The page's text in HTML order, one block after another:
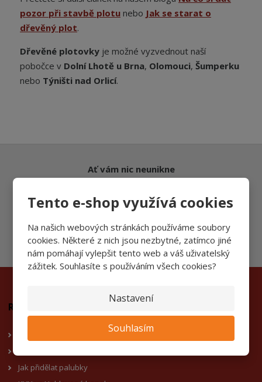
Tento e-shop využívá cookies
Na našich webových stránkách používáme soubory
cookies. Některé z nich jsou nezbytné, zatímco jiné
nám pomáhají vylepšit tento web a váš uživatelský
zážitek. Souhlasíte s používáním všech cookies?
Nastavení
Souhlasím
pozor při stavbě plotu nebo Jak se starat o
dřevěný plot.
Dřevěné plotovky je možné vyzvednout naší
pobočce v Dolní Lhotě u Brna, Olomouci,Šumperku
nebo Týništi nad Orlicí.
Ať vám nic neunikne
Přihlásit
Souhlasím sezpracováním osobních údajů.
Rady a tipy
Jak přidělat palubky